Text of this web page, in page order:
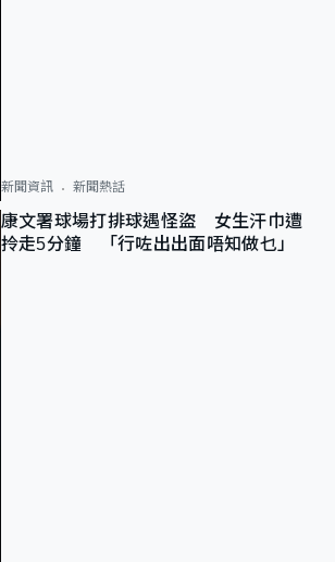
新聞資訊 新聞熱話
康文署球場打排球遇怪盜 女生汗巾遭
拎走5分鐘 「行咗出出面唔知做乜」